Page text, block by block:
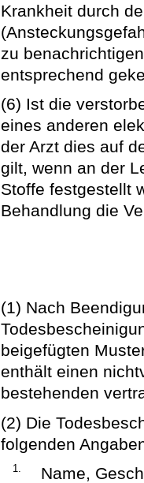
Krankheit durch
zu
entsprechend
(6) Ist die
eines anderen
der Arzt dies auf
gilt, wenn an der
Stoffe festgestellt
Behandlung die
(1) Nach
beigefügten
enthält einen
bestehenden
(2) Die
folgenden
1. Name,